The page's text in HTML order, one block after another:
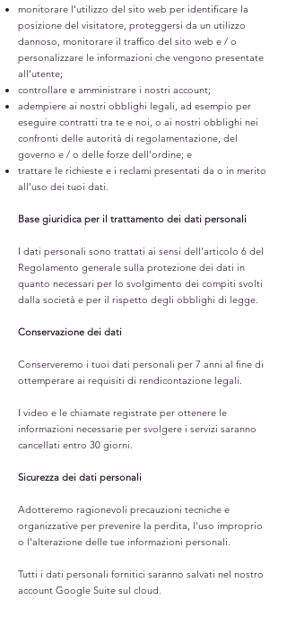
monitorare l'utilizzo del sito web per identificare la
posizione del visitatore, proteggersi da un utilizzo
dannoso, monitorare il traffico del sito web e / o
personalizzare le informazioni che vengono presentate
all'utente;
controllare e amministrare i nostri account;
adempiere ai nostri obblighi legali, ad esempio per
eseguire contratti tra te e noi, o ai nostri obblighi nei
confronti delle autorità di regolamentazione, del
governo e / o delle forze dell'ordine; e
trattare le richieste e i reclami presentati da o in merito
all'uso dei tuoi dati.
Base giuridica per il trattamento dei dati personali
I dati personali sono trattati ai sensi dell'articolo 6 del
Regolamento generale sulla protezione dei dati in
quanto necessari per lo svolgimento dei compiti svolti
dalla società e per il rispetto degli obblighi di legge.
Conservazione dei dati
Conserveremo i tuoi dati personali per 7 anni al fine di
ottemperare ai requisiti di rendicontazione legali.
I video e le chiamate registrate per ottenere le
informazioni necessarie per svolgere i servizi saranno
cancellati entro 30 giorni.
Sicurezza dei dati personali
Adotteremo ragionevoli precauzioni tecniche e
organizzative per prevenire la perdita, l'uso improprio
o l'alterazione delle tue informazioni personali.
Tutti i dati personali fornitici saranno salvati nel nostro
account Google Suite sul cloud.